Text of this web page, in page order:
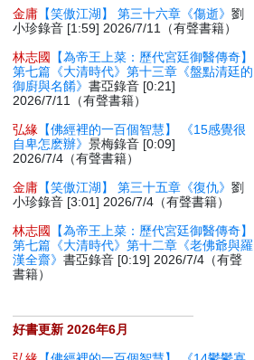
金庸 【笑傲江湖】 第三十六章《傷逝》劉
小珍錄音 [1:59] 2026/7/11（有聲書籍）
林志國
【為帝王上菜：歷代宮廷御醫傳奇】
第七篇《大清時代》第十三章《盤點清廷的
御廚與名餚》書亞錄音 [0:21]
2026/7/11（有聲書籍）
弘緣 【佛經裡的一百個智慧】 《15感覺很
自卑怎麽辦》景梅錄音 [0:09]
2026/7/4（有聲書籍）
金庸 【笑傲江湖】 第三十五章《復仇》劉
小珍錄音 [3:01] 2026/7/4（有聲書籍）
林志國
【為帝王上菜：歷代宮廷御醫傳奇】
第七篇《大清時代》第十二章《老佛爺與羅
漢全齋》書亞錄音 [0:19] 2026/7/4（有聲
書籍）
好書更新 2026年6月